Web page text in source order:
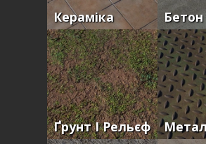
Кераміка Бетон
Ґрунт І Рельєф